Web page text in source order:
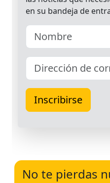
No te pierdas